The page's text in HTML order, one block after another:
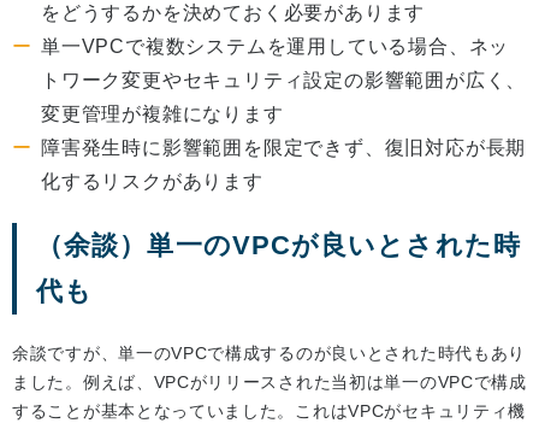
をどうするかを決めておく必要があります
単一VPCで複数システムを運用している場合、ネッ
トワーク変更やセキュリティ設定の影響範囲が広く、
変更管理が複雑になります
障害発生時に影響範囲を限定できず、復旧対応が長期
化するリスクがあります
（余談）単一のVPCが良いとされた時
代も
余談ですが、単一のVPCで構成するのが良いとされた時代もあり
ました。例えば、VPCがリリースされた当初は単一のVPCで構成
することが基本となっていました。これはVPCがセキュリティ機